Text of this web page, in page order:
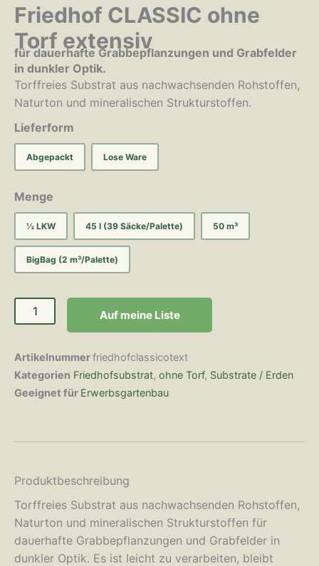
Friedhof CLASSIC ohne
Torf extensiv
für dauerhafte Grabbepflanzungen und Grabfelder
in dunkler Optik.
Torffreies Substrat aus nachwachsenden Rohstoffen,
Naturton und mineralischen Strukturstoffen.
Lieferform
Abgepackt Lose Ware
Menge
½ LKW 45 l (39 Säcke/Palette) 50 m³
BigBag (2 m³/Palette)
Auf meine Liste
Artikelnummerfriedhofclassicotext
Kategorien Friedhofsubstrat, ohne Torf, Substrate / Erden
Geeignet für Erwerbsgartenbau
Produktbeschreibung
Torffreies Substrat aus nachwachsenden Rohstoffen,
Naturton und mineralischen Strukturstoffen für
dauerhafte Grabbepflanzungen und Grabfelder in
dunkler Optik. Es ist leicht zu verarbeiten, bleibt